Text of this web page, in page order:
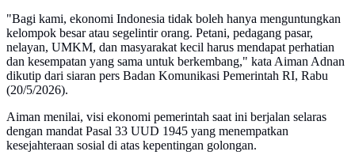
"Bagi kami, ekonomi Indonesia tidak boleh hanya menguntungkan
kelompok besar atau segelintir orang. Petani, pedagang pasar,
nelayan, UMKM, dan masyarakat kecil harus mendapat perhatian
dan kesempatan yang sama untuk berkembang," kata Aiman Adnan
dikutip dari siaran pers Badan Komunikasi Pemerintah RI, Rabu
(20/5/2026).
Aiman menilai, visi ekonomi pemerintah saat ini berjalan selaras
dengan mandat Pasal 33 UUD 1945 yang menempatkan
kesejahteraan sosial di atas kepentingan golongan.